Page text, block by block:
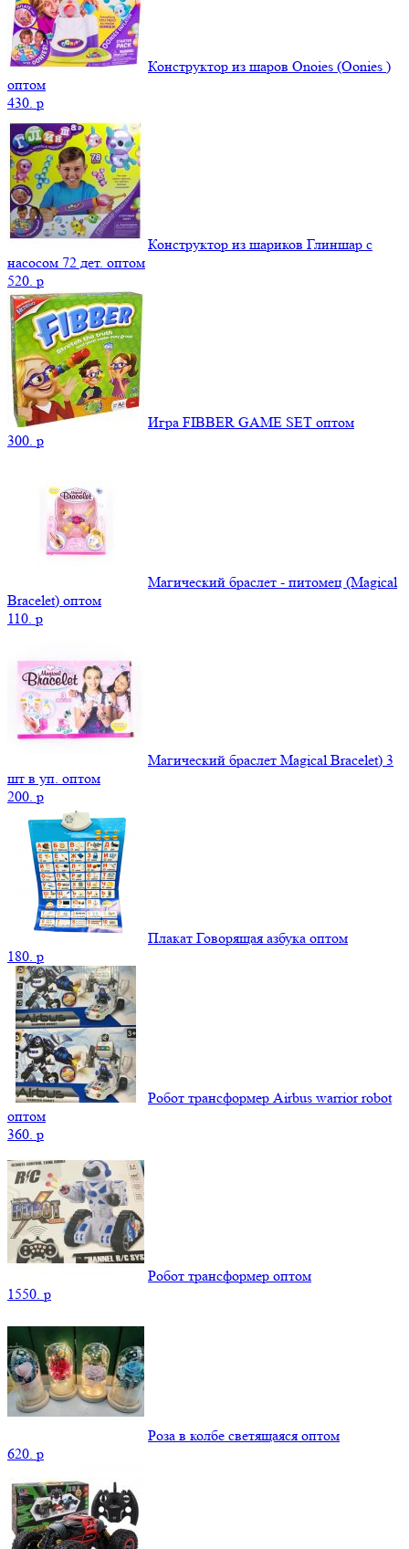
Конструктор из шаров Onoies (Oonies )
оптом
430. p
Конструктор из шариков Глиншар с
насосом 72 дет. оптом
520. p
Игра FIBBER GAME SET оптом
300. p
Магический браслет - питомец (Magical
Bracelet) оптом
110. p
Магический браслет Magical Bracelet) 3
шт в уп. оптом
200. p
Плакат Говорящая азбука оптом
180. p
Робот трансформер Airbus warrior robot
оптом
360. p
Робот трансформер оптом
1550. p
Роза в колбе светящаяся оптом
620. p